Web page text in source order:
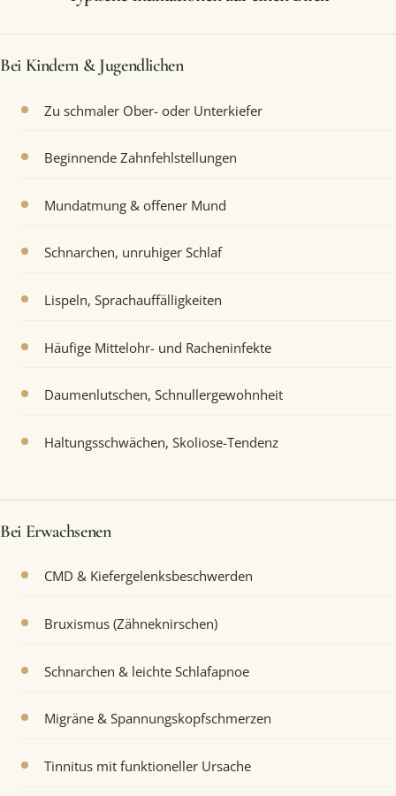
Bei Kindern & Jugendlichen
Zu schmaler Ober- oder Unterkiefer
Beginnende Zahnfehlstellungen
Mundatmung & offener Mund
Schnarchen, unruhiger Schlaf
Lispeln, Sprachauffälligkeiten
Häufige Mittelohr- und Racheninfekte
Daumenlutschen, Schnullergewohnheit
Haltungsschwächen, Skoliose-Tendenz
Bei Erwachsenen
CMD & Kiefergelenksbeschwerden
Bruxismus (Zähneknirschen)
Schnarchen & leichte Schlafapnoe
Migräne & Spannungskopfschmerzen
Tinnitus mit funktioneller Ursache